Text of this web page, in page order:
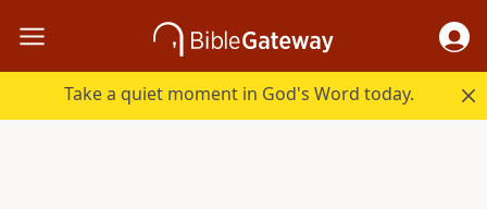
Take a quiet moment in God's Word today.